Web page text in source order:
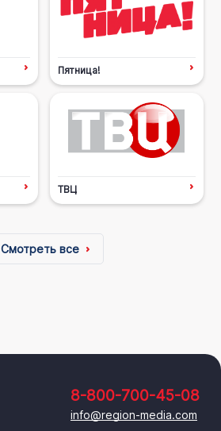
Пятница!
ТВЦ
Смотреть все
8-800-700-45-08
info@region-media.com